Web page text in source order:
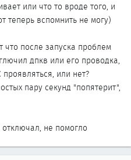
или что то вроде того, и
теперь вспомнить не могу)
после запуска проблем
дпкв или его проводка,
или нет?
пару секунд "попятерит",
не помогло